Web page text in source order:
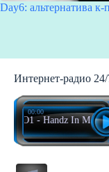
Day6: альтернатива
Интернет-радио
JO1 - Handz In My
00:00